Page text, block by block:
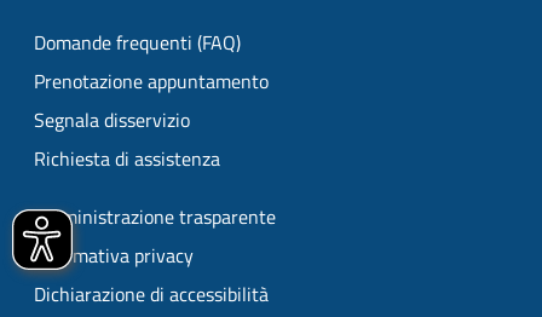
Domande frequenti (FAQ)
Prenotazione appuntamento
Segnala disservizio
Richiesta di assistenza
Amministrazione trasparente
Informativa privacy
Dichiarazione di accessibilità